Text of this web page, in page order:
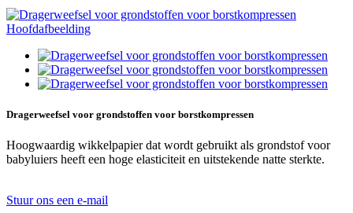
Dragerweefsel voor grondstoffen voor borstkompressen
Hoogwaardig wikkelpapier dat wordt gebruikt als grondstof voor
babyluiers heeft een hoge elasticiteit en uitstekende natte sterkte.
Stuur ons een e-mail